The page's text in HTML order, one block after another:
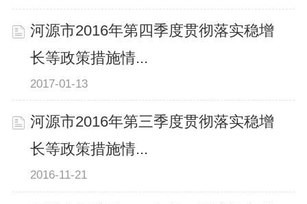
河源市2016年第四季度贯彻落实稳增
长等政策措施情...
2017-01-13
河源市2016年第三季度贯彻落实稳增
长等政策措施情...
2016-11-21